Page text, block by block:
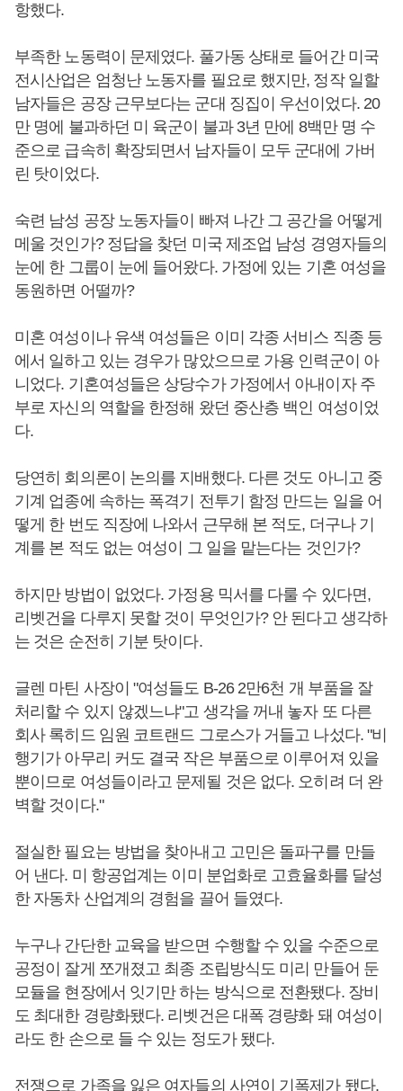
항했다.
부족한 노동력이 문제였다. 풀가동 상태로 들어간 미국
전시산업은 엄청난 노동자를 필요로 했지만, 정작 일할
남자들은 공장 근무보다는 군대 징집이 우선이었다. 20
만 명에 불과하던 미 육군이 불과 3년 만에 8백만 명 수
준으로 급속히 확장되면서 남자들이 모두 군대에 가버
린 탓이었다.
숙련 남성 공장 노동자들이 빠져 나간 그 공간을 어떻게
메울 것인가? 정답을 찾던 미국 제조업 남성 경영자들의
눈에 한 그룹이 눈에 들어왔다. 가정에 있는 기혼 여성을
동원하면 어떨까?
미혼 여성이나 유색 여성들은 이미 각종 서비스 직종 등
에서 일하고 있는 경우가 많았으므로 가용 인력군이 아
니었다. 기혼여성들은 상당수가 가정에서 아내이자 주
부로 자신의 역할을 한정해 왔던 중산층 백인 여성이었
다.
당연히 회의론이 논의를 지배했다. 다른 것도 아니고 중
기계 업종에 속하는 폭격기 전투기 함정 만드는 일을 어
떻게 한 번도 직장에 나와서 근무해 본 적도, 더구나 기
계를 본 적도 없는 여성이 그 일을 맡는다는 것인가?
하지만 방법이 없었다. 가정용 믹서를 다룰 수 있다면,
리벳건을 다루지 못할 것이 무엇인가? 안 된다고 생각하
는 것은 순전히 기분 탓이다.
글렌 마틴 사장이 "여성들도 B-26 2만6천 개 부품을 잘
처리할 수 있지 않겠느냐"고 생각을 꺼내 놓자 또 다른
회사 록히드 임원 코트랜드 그로스가 거들고 나섰다. "비
행기가 아무리 커도 결국 작은 부품으로 이루어져 있을
뿐이므로 여성들이라고 문제될 것은 없다. 오히려 더 완
벽할 것이다."
절실한 필요는 방법을 찾아내고 고민은 돌파구를 만들
어 낸다. 미 항공업계는 이미 분업화로 고효율화를 달성
한 자동차 산업계의 경험을 끌어 들였다.
누구나 간단한 교육을 받으면 수행할 수 있을 수준으로
공정이 잘게 쪼개졌고 최종 조립방식도 미리 만들어 둔
모듈을 현장에서 잇기만 하는 방식으로 전환됐다. 장비
도 최대한 경량화됐다. 리벳건은 대폭 경량화 돼 여성이
라도 한 손으로 들 수 있는 정도가 됐다.
전쟁으로 가족을 잃은 여자들의 사연이 기폭제가 됐다.